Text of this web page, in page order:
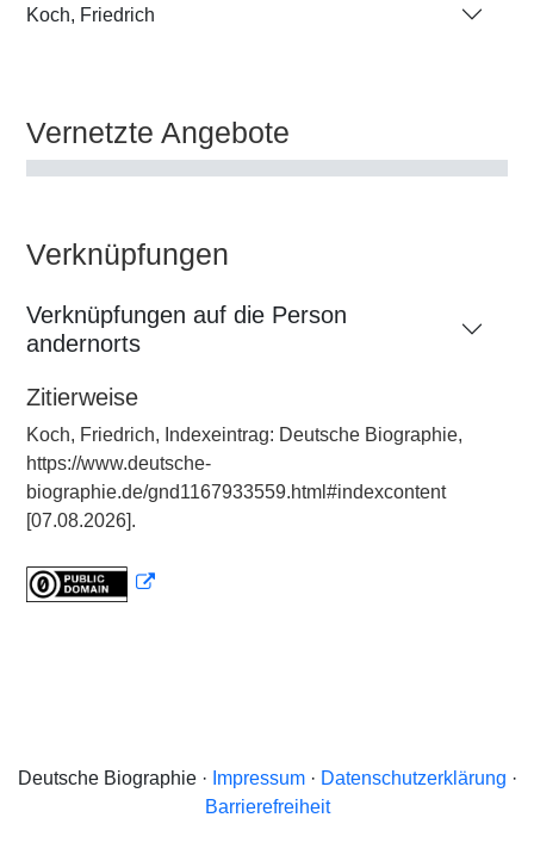
Koch, Friedrich
Vernetzte Angebote
Verknüpfungen
Verknüpfungen auf die Person
andernorts
Zitierweise
Koch, Friedrich, Indexeintrag: Deutsche Biographie,
https://www.deutsche-
biographie.de/gnd1167933559.html#indexcontent
[07.08.2026].
Deutsche Biographie · Impressum· Datenschutzerklärung ·
Barrierefreiheit